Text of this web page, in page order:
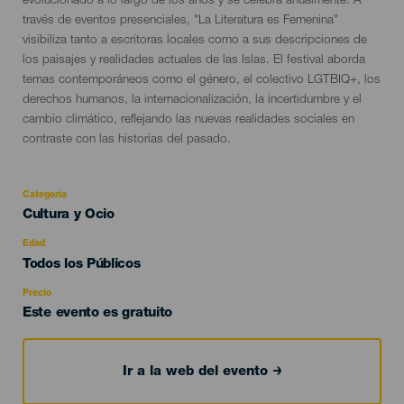
través de eventos presenciales, "La Literatura es Femenina"
visibiliza tanto a escritoras locales como a sus descripciones de
los paisajes y realidades actuales de las Islas. El festival aborda
temas contemporáneos como el género, el colectivo LGTBIQ+, los
derechos humanos, la internacionalización, la incertidumbre y el
cambio climático, reflejando las nuevas realidades sociales en
contraste con las historias del pasado.
Categoría
Categoría
evento
Cultura y Ocio
Edad
Edad
Todos los Públicos
Precio
Este evento es gratuito
Ir a la web del evento